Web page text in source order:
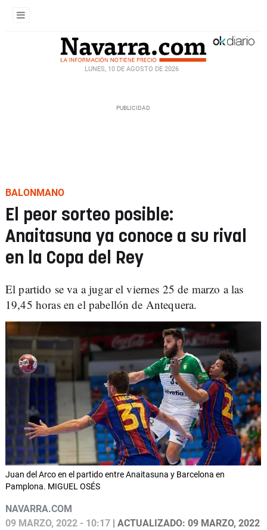
LUNES, 10 DE AGOSTO DE 2026
BALONMANO
El peor sorteo posible:
Anaitasuna ya conoce a su rival
en la Copa del Rey
El partido se va a jugar el viernes 25 de marzo a las
19,45 horas en el pabellón de Antequera.
Juan del Arco en el partido entre Anaitasuna y Barcelona en
Pamplona. MIGUEL OSÉS
NAVARRA.COM
09 MARZO, 2022 - 10:17 | ACTUALIZADO: 09 MARZO, 2022